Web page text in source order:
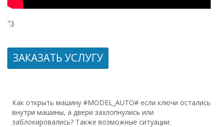
";}
ЗАКАЗАТЬ УСЛУГУ
Как открыть машину #MODEL_AUTO# если ключи остались
внутри машины, а двери захлопнулись или
заблокировались? Также возможные ситуации: